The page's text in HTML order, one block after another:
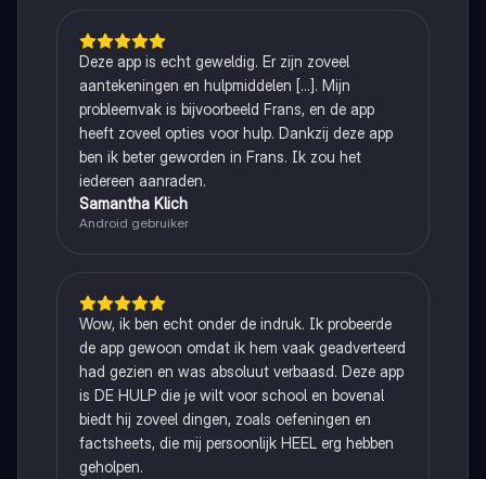
Deze app is echt geweldig. Er zijn zoveel
aantekeningen en hulpmiddelen [...]. Mijn
probleemvak is bijvoorbeeld Frans, en de app
heeft zoveel opties voor hulp. Dankzij deze app
ben ik beter geworden in Frans. Ik zou het
iedereen aanraden.
Samantha Klich
Android gebruiker
Wow, ik ben echt onder de indruk. Ik probeerde
de app gewoon omdat ik hem vaak geadverteerd
had gezien en was absoluut verbaasd. Deze app
is DE HULP die je wilt voor school en bovenal
biedt hij zoveel dingen, zoals oefeningen en
factsheets, die mij persoonlijk HEEL erg hebben
geholpen.